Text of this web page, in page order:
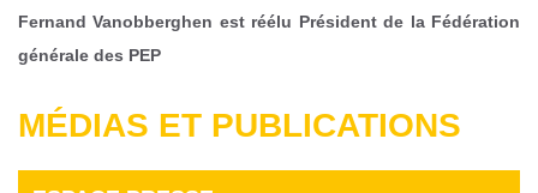
Fernand Vanobberghen est réélu Président de la Fédération
générale des PEP
MÉDIAS ET PUBLICATIONS